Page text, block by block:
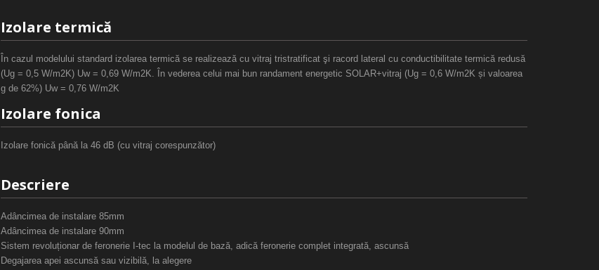
Izolare termică
În cazul modelului standard izolarea termică se realizează cu vitraj tristratificat şi racord lateral cu conductibilitate termică redusă
(Ug = 0,5 W/m2K) Uw = 0,69 W/m2K. În vederea celui mai bun randament energetic SOLAR+vitraj (Ug = 0,6 W/m2K și valoarea
g de 62%) Uw = 0,76 W/m2K
Izolare fonica
Izolare fonică până la 46 dB (cu vitraj corespunzător)
Descriere
Adâncimea de instalare 85mm
Adâncimea de instalare 90mm
Sistem revoluționar de feronerie I-tec la modelul de bază, adică feronerie complet integrată, ascunsă
Degajarea apei ascunsă sau vizibilă, la alegere